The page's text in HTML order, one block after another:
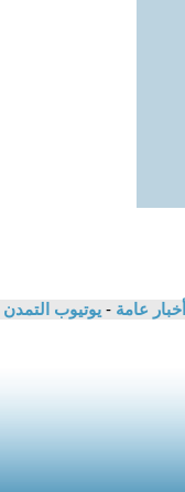
أخبار عامة - يوتيوب التمدن